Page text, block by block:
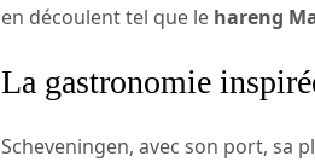
en découlent tel que le hareng
La gastronomie
Scheveningen, avec son port, sa